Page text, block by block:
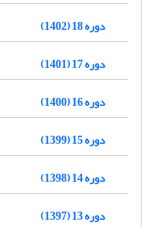
دوره 18 (1402)
دوره 17 (1401)
دوره 16 (1400)
دوره 15 (1399)
دوره 14 (1398)
دوره 13 (1397)